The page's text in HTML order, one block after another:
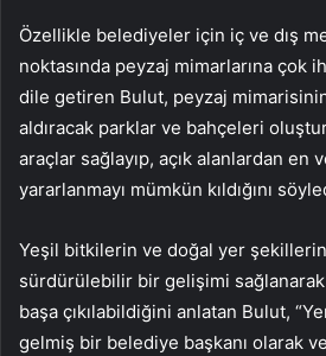
Özellikle belediyeler için iç ve dış
noktasında peyzaj mimarlarına çok
dile getiren Bulut, peyzaj
aldıracak parklar ve bahçeleri
araçlar sağlayıp, açık alanlardan en
yararlanmayı mümkün kıldığını
Yeşil bitkilerin ve doğal yer
sürdürülebilir bir gelişimi
başa çıkılabildiğini anlatan Bulut,
gelmiş bir belediye başkanı olarak